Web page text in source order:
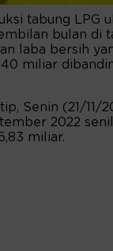
tabung LPG
bulan di
laba bersih
miliar
Senin (21/11/
2022
miliar.